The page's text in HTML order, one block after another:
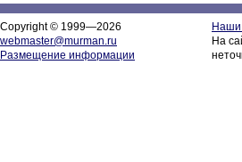
Copyright © 1999—2026
webmaster@murman.ru
Размещение информации
Наши
На